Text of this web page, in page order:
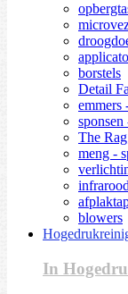
borstels
Detail
emmers
sponsen
The
meng -
blowers
In